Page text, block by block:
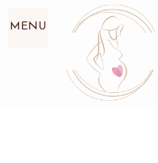
MENU